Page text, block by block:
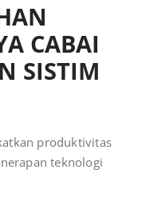
CABAI
SISTIM
produktivitas
teknologi